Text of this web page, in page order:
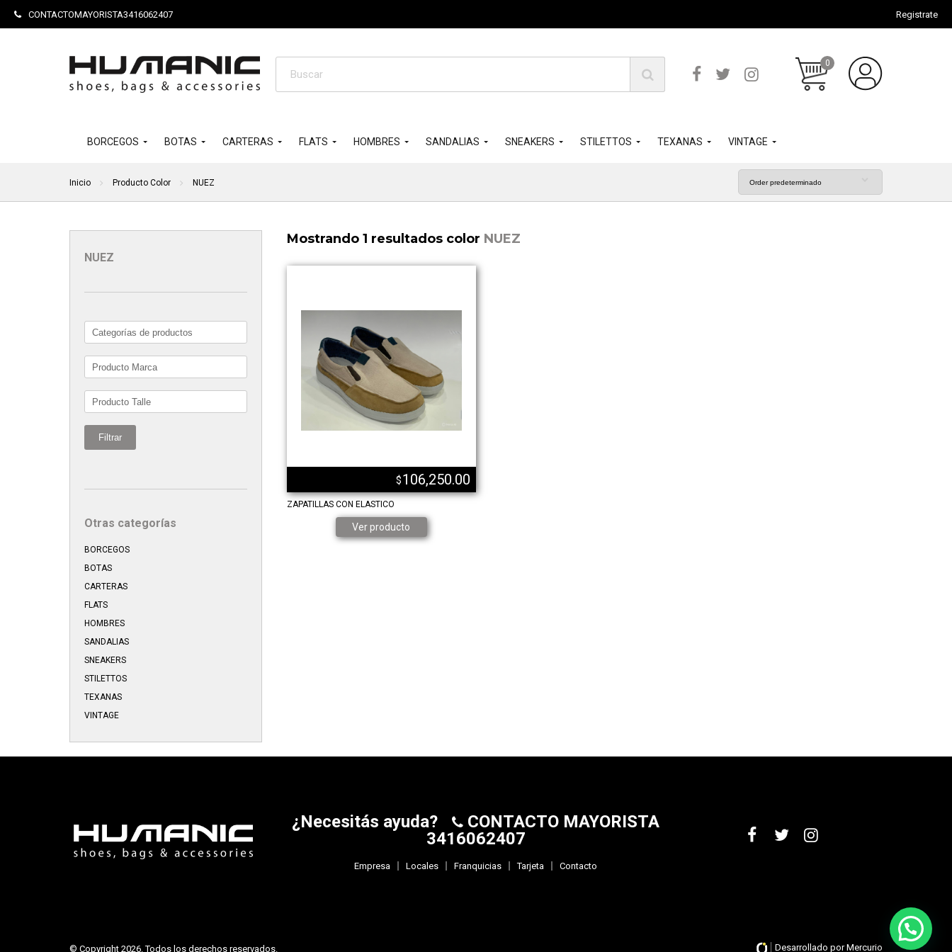
CONTACTOMAYORISTA3416062407 Registrate
Búsqueda
0
BORCEGOS BOTAS CARTERAS FLATS HOMBRES SANDALIAS SNEAKERS STILETTOS TEXANAS VINTAGE
Inicio Producto Color NUEZ
NUEZ
Filtrar
Otras categorías
BORCEGOS
BOTAS
CARTERAS
FLATS
HOMBRES
SANDALIAS
SNEAKERS
STILETTOS
TEXANAS
VINTAGE
Mostrando 1 resultados color NUEZ
$106,250.00
ZAPATILLAS CON ELASTICO
Ver producto
¿Necesitás ayuda?
CONTACTO MAYORISTA
3416062407
Empresa Locales Franquicias Tarjeta Contacto
© Copyright 2026. Todos los derechos reservados. Desarrollado por Mercurio